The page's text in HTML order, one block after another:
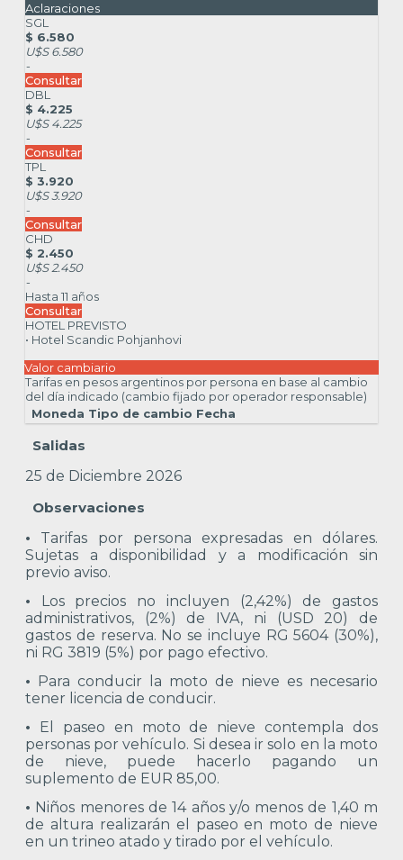
Aclaraciones
SGL
$ 6.580
U$S 6.580
-
Consultar
DBL
$ 4.225
U$S 4.225
-
Consultar
TPL
$ 3.920
U$S 3.920
-
Consultar
CHD
$ 2.450
U$S 2.450
-
Hasta 11 años
Consultar
HOTEL PREVISTO
• Hotel Scandic Pohjanhovi
Valor cambiario
Tarifas en pesos argentinos por persona en base al cambio
del día indicado (cambio fijado por operador responsable)
Moneda Tipo de cambio Fecha
Salidas
25 de Diciembre 2026
Observaciones
• Tarifas por persona expresadas en dólares.
Sujetas a disponibilidad y a modificación sin
previo aviso.
• Los precios no incluyen (2,42%) de gastos
administrativos, (2%) de IVA, ni (USD 20) de
gastos de reserva. No se incluye RG 5604 (30%),
ni RG 3819 (5%) por pago efectivo.
• Para conducir la moto de nieve es necesario
tener licencia de conducir.
• El paseo en moto de nieve contempla dos
personas por vehículo. Si desea ir solo en la moto
de nieve, puede hacerlo pagando un
suplemento de EUR 85,00.
• Niños menores de 14 años y/o menos de 1,40 m
de altura realizarán el paseo en moto de nieve
en un trineo atado y tirado por el vehículo.